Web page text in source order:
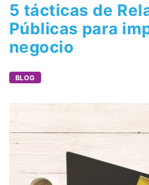
5 tácticas de
Públicas para
negocio
BLOG